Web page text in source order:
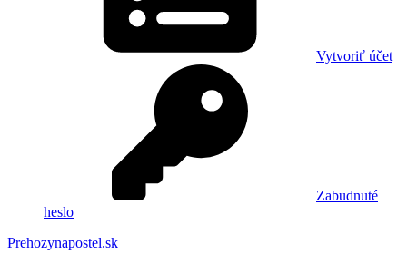
Vytvoriť účet
Zabudnuté
heslo
Prehozynapostel.sk